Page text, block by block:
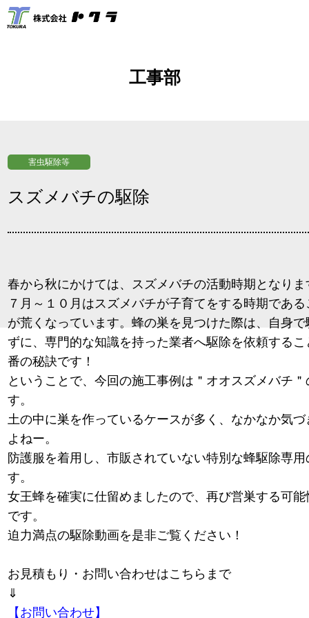
工事部
害虫駆除等
スズメバチの駆除
春から秋にかけては、スズメバチの活動時期となり
７月～１０月はスズメバチが子育てをする時期であ
が荒くなっています。蜂の巣を見つけた際は、自身
ずに、専門的な知識を持った業者へ駆除を依頼する
番の秘訣です！
ということで、今回の施工事例は＂オオスズメバチ
す。
土の中に巣を作っているケースが多く、なかなか気
よねー。
防護服を着用し、市販されていない特別な蜂駆除専
す。
女王蜂を確実に仕留めましたので、再び営巣する可
です。
迫力満点の駆除動画を是非ご覧ください！
お見積もり・お問い合わせはこちらまで
⇓
【お問い合わせ】